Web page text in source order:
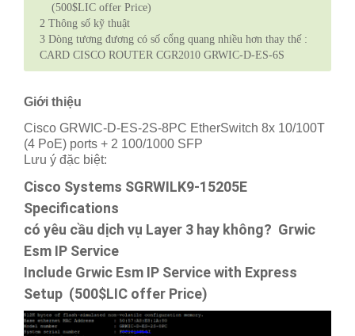
(500$LIC offer Price)
2 Thông số kỹ thuật
3 Dòng tương đương có số cổng quang nhiều hơn thay thế :
CARD CISCO ROUTER CGR2010 GRWIC-D-ES-6S
Giới thiệu
Cisco GRWIC-D-ES-2S-8PC EtherSwitch 8x 10/100T
(4 PoE) ports + 2 100/1000 SFP
Lưu ý đặc biệt:
Cisco Systems SGRWILK9-15205E
Specifications
có yêu cầu dịch vụ Layer 3 hay không? Grwic
Esm IP Service
Include Grwic Esm IP Service with Express
Setup (500$LIC offer Price)